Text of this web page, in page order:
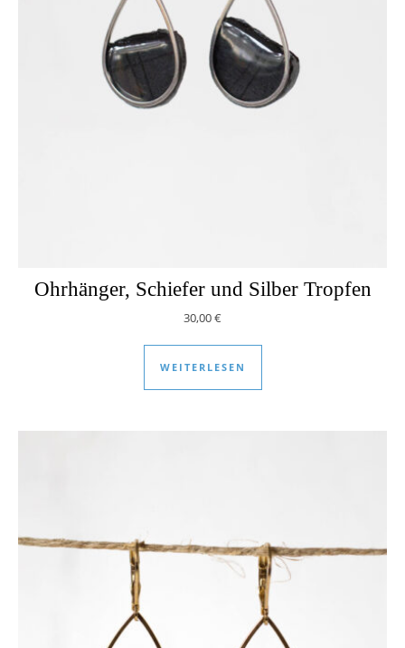
Ohrhänger, Schiefer und Silber Tropfen
30,00€
WEITERLESEN